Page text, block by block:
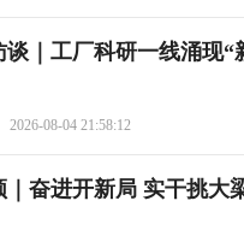
谈｜工厂科研一线涌现
2026-08-04 21:58:12
｜奋进开新局 实干挑大